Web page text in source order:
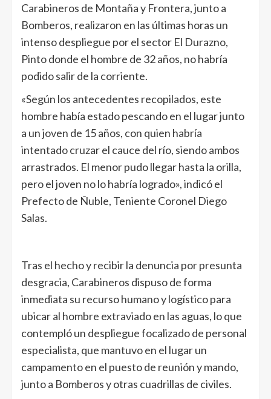
Carabineros de Montaña y Frontera, junto a
Bomberos, realizaron en las últimas horas un
intenso despliegue por el sector El Durazno,
Pinto donde el hombre de 32 años, no habría
podido salir de la corriente.
«Según los antecedentes recopilados, este
hombre había estado pescando en el lugar junto
a un joven de 15 años, con quien habría
intentado cruzar el cauce del río, siendo ambos
arrastrados. El menor pudo llegar hasta la orilla,
pero el joven no lo habría logrado», indicó el
Prefecto de Ñuble, Teniente Coronel Diego
Salas.
Tras el hecho y recibir la denuncia por presunta
desgracia, Carabineros dispuso de forma
inmediata su recurso humano y logístico para
ubicar al hombre extraviado en las aguas, lo que
contempló un despliegue focalizado de personal
especialista, que mantuvo en el lugar un
campamento en el puesto de reunión y mando,
junto a Bomberos y otras cuadrillas de civiles.